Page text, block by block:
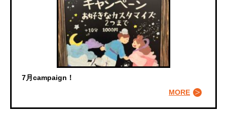
7月campaign！
MORE